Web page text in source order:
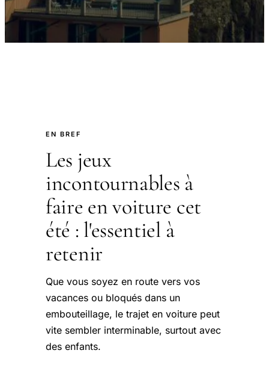
EN BREF
Les jeux
incontournables à
faire en voiture cet
été : l'essentiel à
retenir
Que vous soyez en route vers vos
vacances ou bloqués dans un
embouteillage, le trajet en voiture peut
vite sembler interminable, surtout avec
des enfants.